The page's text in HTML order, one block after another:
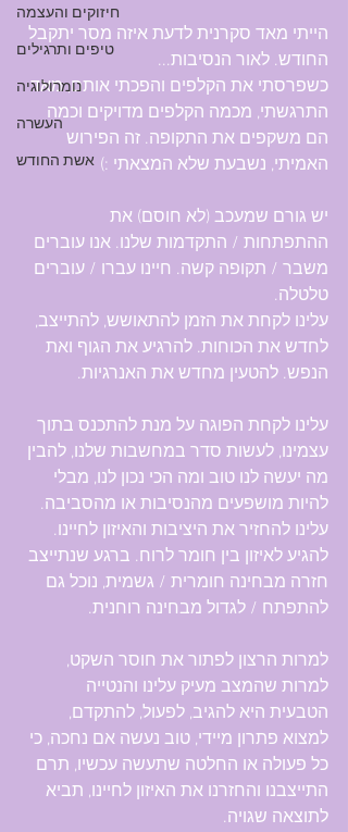
חיזוקים והעצמה
טיפים ותרגילים
נומרולוגיה
העשרה
אשת החודש
הייתי מאד סקרנית לדעת איזה מסר יתקבל
החודש. לאור הנסיבות...
כשפרסתי את הקלפים והפכתי אותם, מאד
התרגשתי, מכמה הקלפים מדויקים וכמה
הם משקפים את התקופה. זה הפירוש
האמיתי, נשבעת שלא המצאתי :)
יש גורם שמעכב (לא חוסם) את
ההתפתחות / התקדמות שלנו. אנו עוברים
משבר / תקופה קשה. חיינו עברו / עוברים
טלטלה.
עלינו לקחת את הזמן להתאושש, להתייצב,
לחדש את הכוחות. להרגיע את הגוף ואת
הנפש. להטעין מחדש את האנרגיות.
עלינו לקחת הפוגה על מנת להתכנס בתוך
עצמינו, לעשות סדר במחשבות שלנו, להבין
מה יעשה לנו טוב ומה הכי נכון לנו, מבלי
להיות מושפעים מהנסיבות או מהסביבה.
עלינו להחזיר את היציבות והאיזון לחיינו.
להגיע לאיזון בין חומר לרוח. ברגע שנתייצב
חזרה מבחינה חומרית / גשמית, נוכל גם
להתפתח / לגדול מבחינה רוחנית.
למרות הרצון לפתור את חוסר השקט,
למרות שהמצב מעיק עלינו והנטייה
הטבעית היא להגיב, לפעול, להתקדם,
למצוא פתרון מיידי, טוב נעשה אם נחכה, כי
כל פעולה או החלטה שתעשה עכשיו, תרם
התייצבנו והחזרנו את האיזון לחיינו, תביא
לתוצאה שגויה.